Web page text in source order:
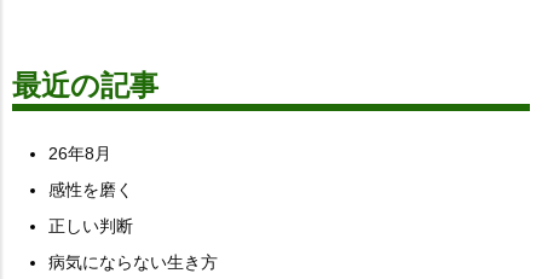
最近の記事
26年8月
感性を磨く
正しい判断
病気にならない生き方